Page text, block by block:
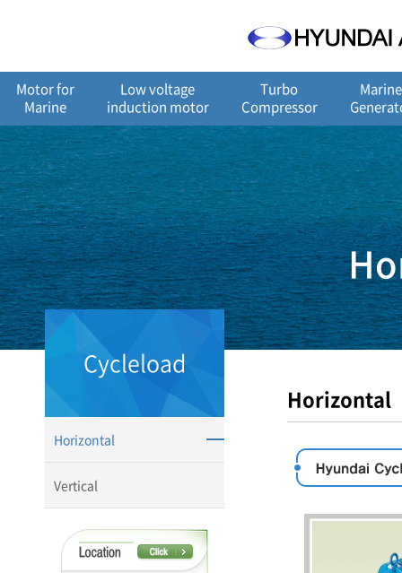
로
가
기
로
바
로
기
Motor for
Marine
Low voltage
induction motor
Turbo
Compressor
Marine
Cycleload
Horizontal
Vertical
Horizontal